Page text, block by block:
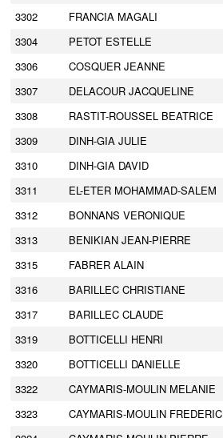
3302
FRANCIA MAGALI
3304
PETOT ESTELLE
3306
COSQUER JEANNE
3307
DELACOUR JACQUELINE
3308
RASTIT-ROUSSEL BEATRICE
3309
DINH-GIA JULIE
3310
DINH-GIA DAVID
3311
EL-ETER MOHAMMAD-SALEM
3312
BONNANS VERONIQUE
3313
BENIKIAN JEAN-PIERRE
3315
FABRER ALAIN
3316
BARILLEC CHRISTIANE
3317
BARILLEC CLAUDE
3319
BOTTICELLI HENRI
3320
BOTTICELLI DANIELLE
3322
CAYMARIS-MOULIN MELANIE
3323
CAYMARIS-MOULIN FREDERIC